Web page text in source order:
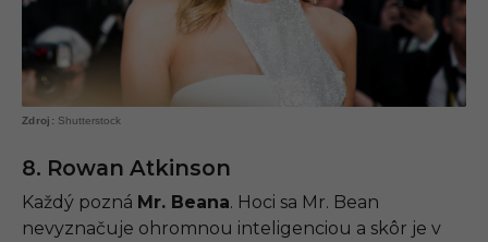
Shutterstock
8. Rowan Atkinson
Každý pozná Mr. Beana. Hoci sa Mr. Bean
nevyznačuje ohromnou inteligenciou a skôr je v